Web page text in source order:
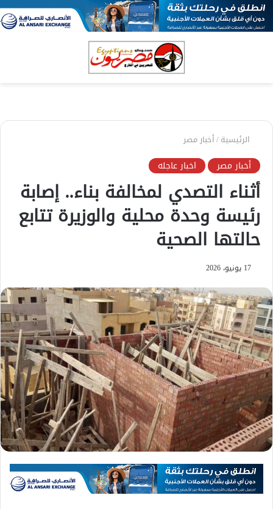
الرئيسية/أخبار مصر
أخبار مصر اخبار عاجله
أثناء التصدي لمخالفة بناء.. إصابة
رئيسة وحدة محلية والوزيرة تتابع
حالتها الصحية
17 يونيو، 2026